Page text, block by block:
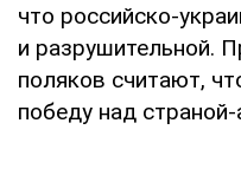
что российско-
и разрушительной.
поляков считают,
победу над